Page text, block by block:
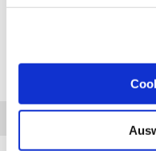
Anhängelast: 2500 kg
Diesen Artikel haben wir am